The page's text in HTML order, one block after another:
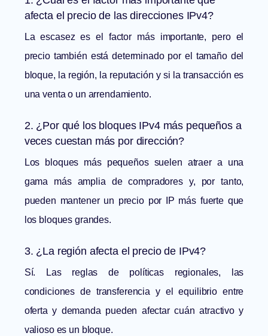
afecta el precio de las direcciones IPv4?
La escasez es el factor más importante, pero el
precio también está determinado por el tamaño del
bloque, la región, la reputación y si la transacción es
una venta o un arrendamiento.
2. ¿Por qué los bloques IPv4 más pequeños a
veces cuestan más por dirección?
Los bloques más pequeños suelen atraer a una
gama más amplia de compradores y, por tanto,
pueden mantener un precio por IP más fuerte que
los bloques grandes.
3. ¿La región afecta el precio de IPv4?
Sí. Las reglas de políticas regionales, las
condiciones de transferencia y el equilibrio entre
oferta y demanda pueden afectar cuán atractivo y
valioso es un bloque.